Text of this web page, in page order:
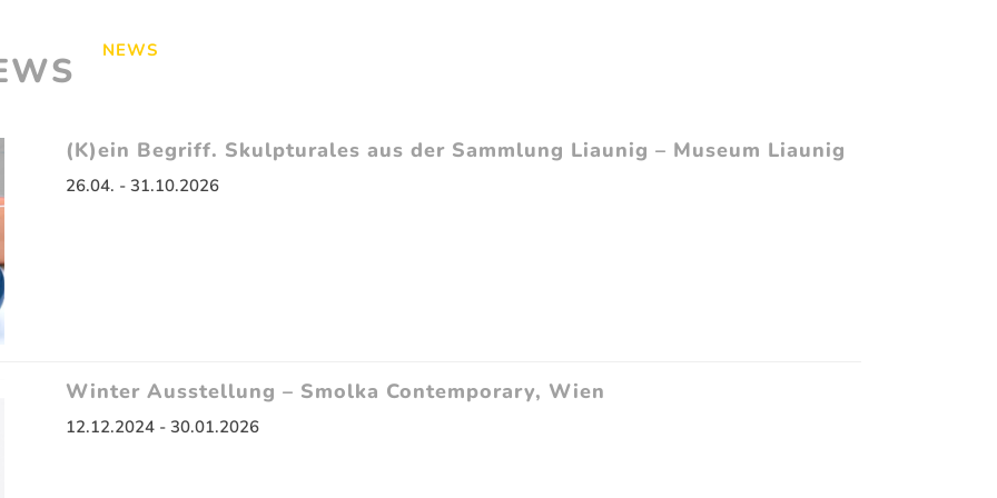
NEWS
(K)ein Begriff. Skulpturales aus der Sammlung Liaunig – Museum Liaunig
26.04. - 31.10.2026
Winter Ausstellung – Smolka Contemporary, Wien
12.12.2024 - 30.01.2026